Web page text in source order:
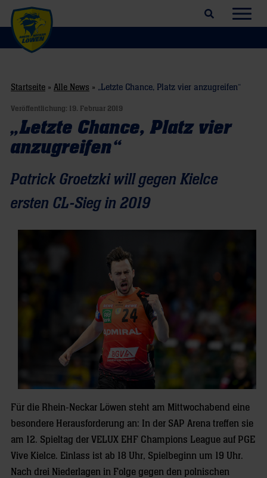
Suchfeld öffnen
Startseite » Alle News » „Letzte Chance, Platz vier anzugreifen“
Veröffentlichung: 19. Februar 2019
„Letzte Chance, Platz vier
anzugreifen“
Patrick Groetzki will gegen Kielce
ersten CL-Sieg in 2019
Für die Rhein-Neckar Löwen steht am Mittwochabend eine
besondere Herausforderung an: In der SAP Arena treffen sie
am 12. Spieltag der VELUX EHF Champions League auf PGE
Vive Kielce. Einlass ist ab 18 Uhr, Spielbeginn um 19 Uhr.
Nach drei Niederlagen in Folge gegen den polnischen